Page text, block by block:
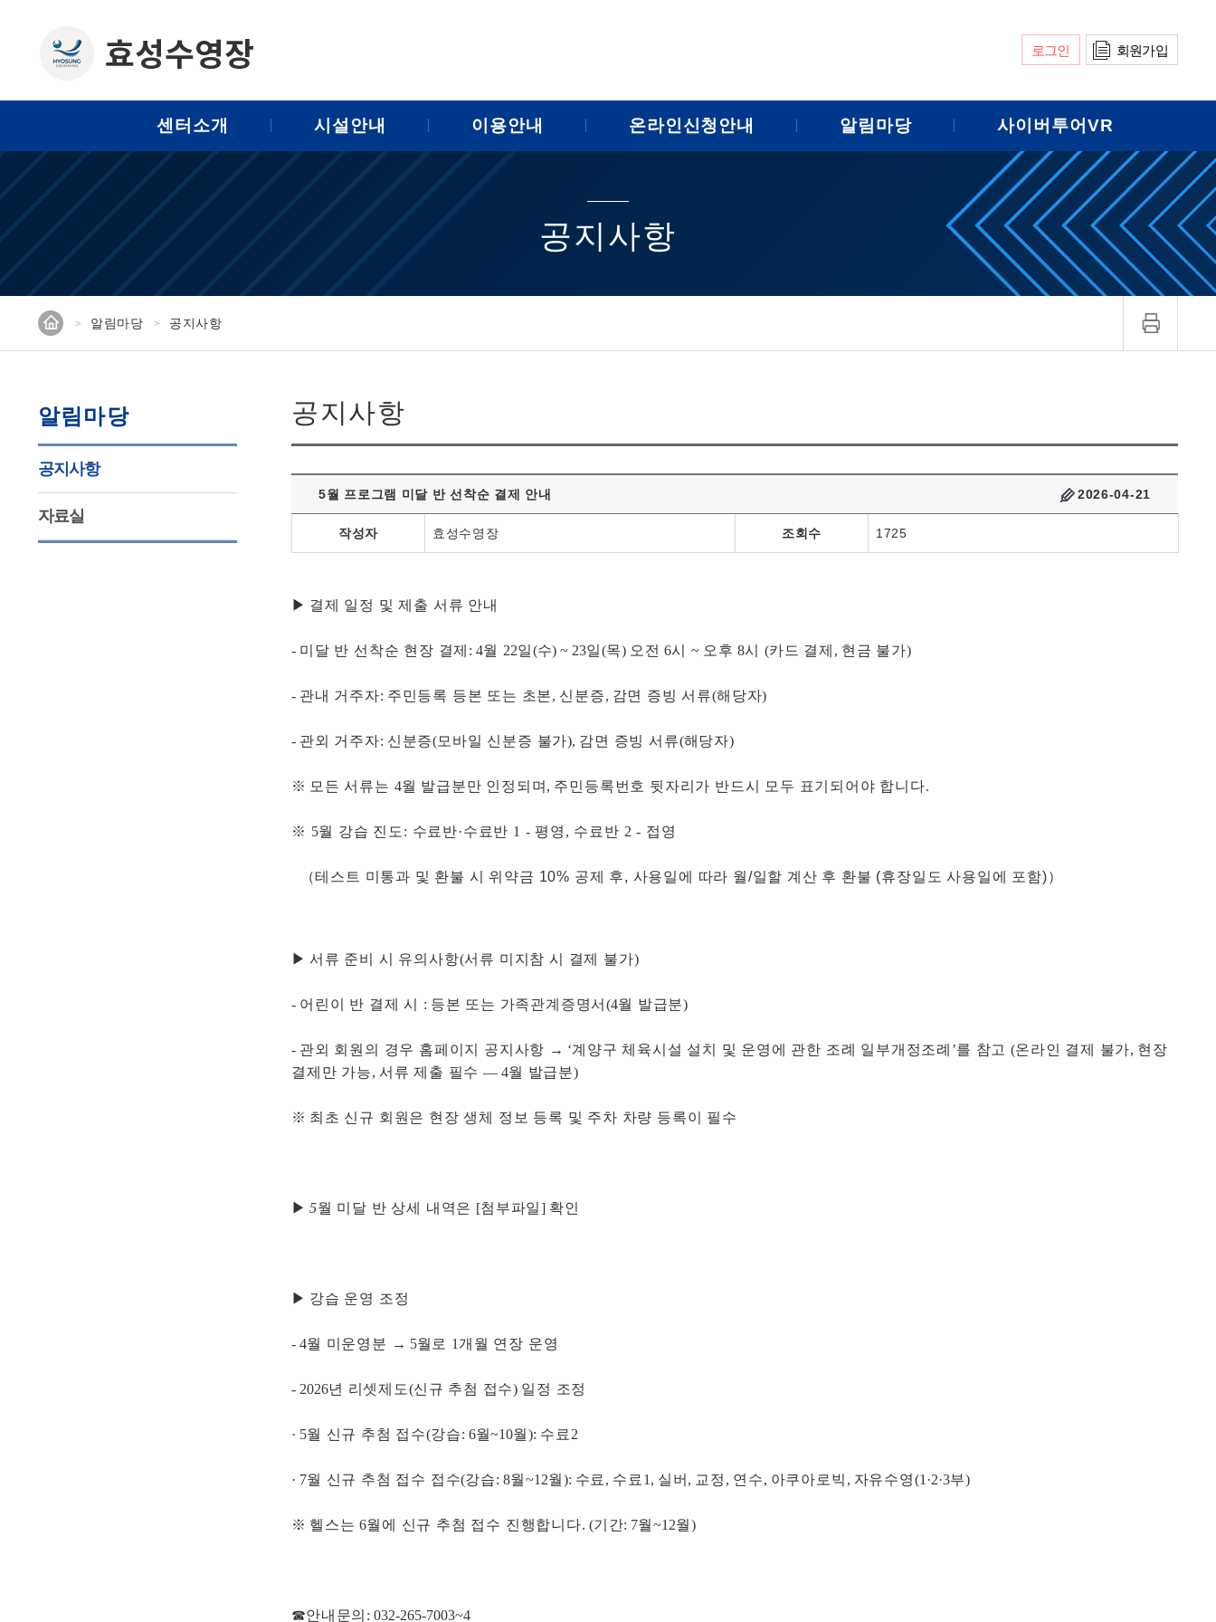
로그인 회원가입
센터소개 시설안내 이용안내 온라인신청안내 알림마당 사이버투어VR
공지사항
홈 알림마당 공지사항
알림마당
공지사항
자료실
공지사항
5월 프로그램 미달 반 선착순 결제 안내 2026-04-21
작성자 효성수영장 조회수 1725
▶ 결제 일정 및 제출 서류 안내
- 미달 반 선착순 현장 결제 : 4월 22일(수) ~ 23일(목) 오전6시~ 오후8시(카드 결제 , 현금 불가)
- 관내 거주자: 주민등록 등본 또는 초본, 신분증, 감면 증빙 서류(해당자)
- 관외 거주자: 신분증(모바일 신분증 불가), 감면 증빙 서류(해당자)
※ 모든 서류는 4월 발급분만 인정되며 , 주민등록번호 뒷자리가 반드시 모두 표기되어야 합니다.
※ 5월 강습 진도: 수료반·수료반 1 - 평영, 수료반 2 - 접영
（테스트 미통과 및 환불 시 위약금 10% 공제 후, 사용일에 따라 월/일할 계산 후 환불 (휴장일도 사용일에 포함)）
▶ 서류 준비 시 유의사항(서류 미지참 시 결제 불가)
- 어린이 반 결제 시 : 등본 또는 가족관계증명서(4월 발급분)
- 관외 회원의 경우 홈페이지 공지사항 → ‘계양구 체육시설 설치 및 운영에 관한 조례 일부개정조례 ’를 참고 (온라인 결제 불가, 현장
결제만 가능, 서류 제출 필수—4월 발급분)
※ 최초 신규 회원은 현장 생체 정보 등록 및 주차 차량 등록이 필수
▶ 5월 미달 반 상세 내역은 [첨부파일] 확인
▶ 강습 운영 조정
- 4월 미운영분 → 5월로 1 개월 연장 운영
- 2026년 리셋제도(신규 추첨 접수) 일정 조정
· 5월 신규 추첨 접수(강습: 6월~10월): 수료 2
· 7월 신규 추첨 접수 접수(강습: 8월~12월): 수료 , 수료 1, 실버 , 교정 , 연수, 아쿠아로빅 , 자유수영(1·2·3부)
※ 헬스는6월에 신규 추첨 접수 진행합니다. (기간: 7월~12월)
☎안내문의 : 032-265-7003~4